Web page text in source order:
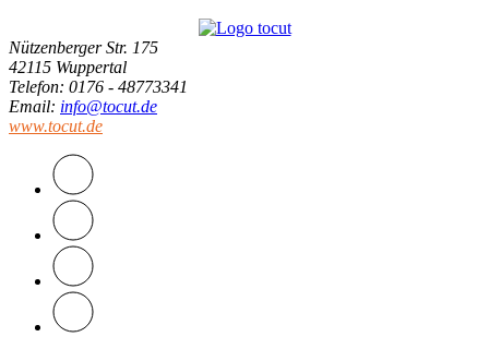
Nützenberger Str. 175
42115 Wuppertal
Telefon: 0176 - 48773341
Email: info@tocut.de
www.tocut.de